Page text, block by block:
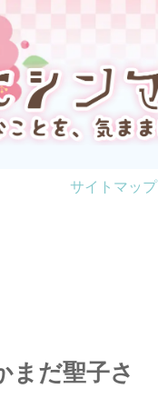
サイトマップ
まだ聖子さ